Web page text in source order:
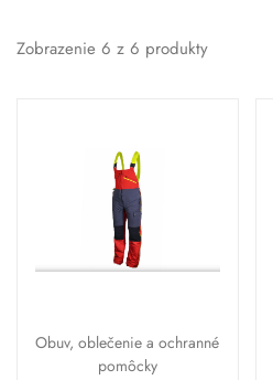
Zobrazenie 6 z 6 produkty
Obuv, oblečenie a ochranné
pomôcky